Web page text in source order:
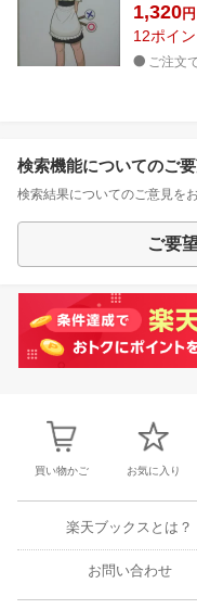
1,320円
12ポイン
ご注文
検索機能についてのご
検索結果についてのご意見を
ご要
買い物かご お気に入り
楽天ブックスとは？
お問い合わせ